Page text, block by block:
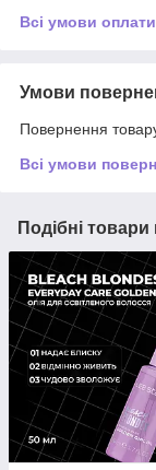
Всі умови оплати
Умови
Повернення
Всі умови
Подібні товари